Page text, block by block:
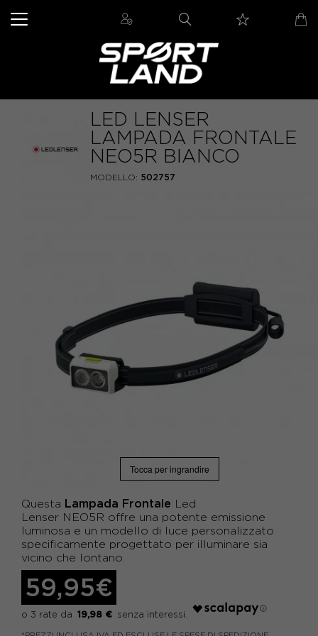
LED LENSER
LAMPADA FRONTALE
NEO5R BIANCO
MODELLO: 502757
Tocca per ingrandire
Questa Lampada Frontale Led
Lenser NEO5R offre una potente emissione
luminosa e un modello di luce personalizzato
specificamente progettato per illuminare sia
vicino che lontano.
59,95€
19,98 €